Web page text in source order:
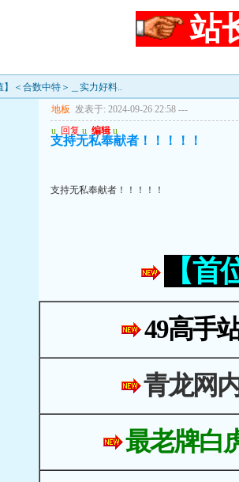
站
】＜合数中特＞＿实力好料..
地板 发表于: 2024-09-26 22:58 ---
u 回复 u 编辑 u
支持无私奉献者！！！！！
支持无私奉献者！！！！！
【
49高手
青龙网
最老牌白